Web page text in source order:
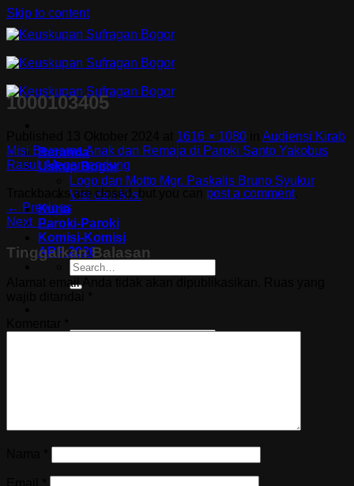
Skip to content
Beranda
Uskup Bogor
Logo dan Motto Mgr. Paskalis Bruno Syukur
Visi dan Misi
Kuria
Paroki-Paroki
Komisi-Komisi
APP 2026
1000103405
1616 × 1080
Audiensi Kirab
Misi Bersama Anak dan Remaja di Paroki Santo Yakobus
Rasul, Megamendung
Trackbacks are closed, but you can post a comment.
← Previous
Next →
Tinggalkan Balasan
Alamat email Anda tidak akan dipublikasikan.